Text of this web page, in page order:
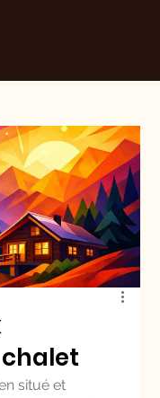
chalet
situé et